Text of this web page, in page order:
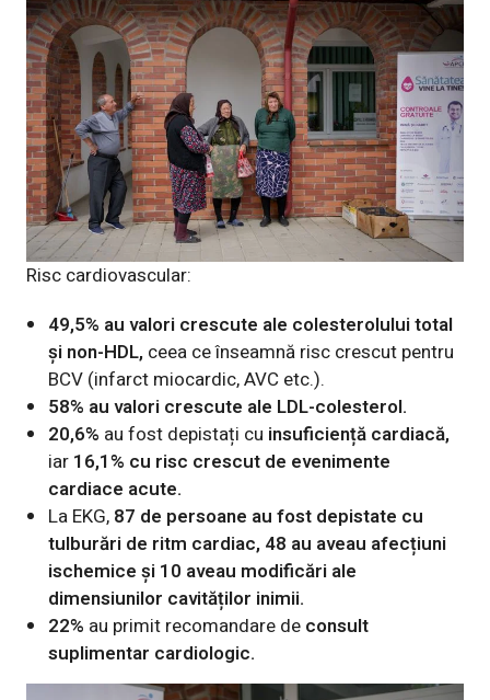
Risc cardiovascular:
49,5% au valori crescute ale colesterolului total
și non-HDL, ceea ce înseamnă risc crescut pentru
BCV (infarct miocardic, AVC etc.).
58% au valori crescute ale LDL-colesterol.
20,6% au fost depistați cu insuficiență cardiacă,
iar 16,1% cu risc crescut de evenimente
cardiace acute.
La EKG, 87 de persoane au fost depistate cu
tulburări de ritm cardiac, 48 au aveau afecțiuni
ischemice și 10 aveau modificări ale
dimensiunilor cavităților inimii.
22% au primit recomandare de consult
suplimentar cardiologic.